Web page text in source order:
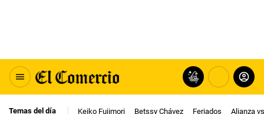
Temas del día Keiko Fujimori Betssy Chávez Feriados Alianza